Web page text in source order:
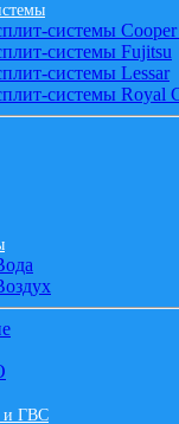
системы
системы Fujitsu
системы Lessar
системы Royal
и ГВС